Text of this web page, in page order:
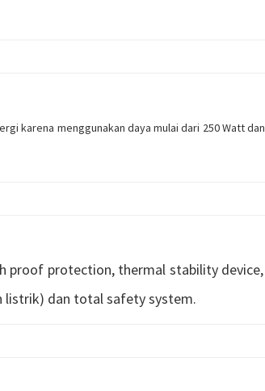
karena menggunakan daya mulai dari 250 Watt dan
proof protection, thermal stability device,
listrik) dan total safety system.